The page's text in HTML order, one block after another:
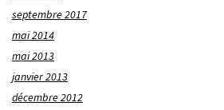
septembre 2017
mai 2014
mai 2013
janvier 2013
décembre 2012